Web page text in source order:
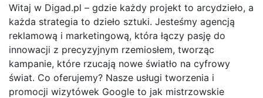
Witaj w Digad.pl – gdzie każdy projekt to arcydzieło, a
każda strategia to dzieło sztuki. Jesteśmy agencją
reklamową i marketingową, która łączy pasję do
innowacji z precyzyjnym rzemiosłem, tworząc
kampanie, które rzucają nowe światło na cyfrowy
świat. Co oferujemy? Nasze usługi tworzenia i
promocji wizytówek Google to jak mistrzowskie